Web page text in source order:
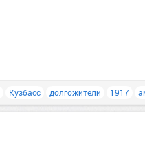
Кузбасс долгожители 1917